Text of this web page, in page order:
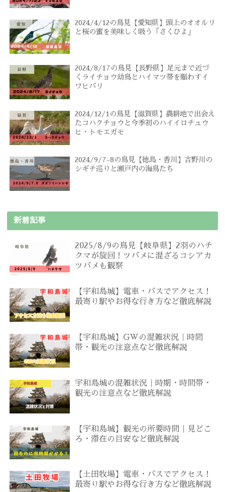
2024/4/12の鳥見【愛知県】頭上のオオルリ
と桜の蜜を美味しく吸う「さくひよ」
2024/8/17の鳥見【長野県】足元まで近づ
くライチョウ幼鳥とハイマツ帯を賑わすイ
ワヒバリ
2024/12/1の鳥見【滋賀県】農耕地で出会え
たコハクチョウと今季初のハイイロチュウ
ヒ・トモエガモ
2024/9/7-8の鳥見【徳島・香川】吉野川の
シギチ巡りと瀬戸内の海鳥たち
新着記事
2025/8/9の鳥見【岐阜県】2羽のハチ
クマが旋回！ツバメに混ざるコシアカ
ツバメも観察
【宇和島城】電車・バスでアクセス！
最寄り駅やお得な行き方など徹底解説
【宇和島城】GWの混雑状況｜時間
帯・観光の注意点など徹底解説
宇和島城の混雑状況｜時期・時間帯・
観光の注意点など徹底解説
【宇和島城】観光の所要時間｜見どこ
ろ・滞在の目安など徹底解説
【土田牧場】電車・バスでアクセス！
最寄り駅やお得な行き方など徹底解説